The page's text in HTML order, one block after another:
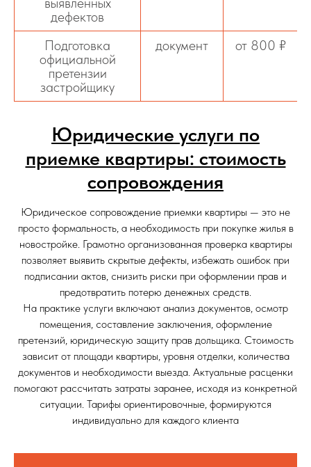
дефектов
Подготовка
официальной
претензии
застройщику
документ от 800 ₽
Юридические услуги по
приемке квартиры: стоимость
сопровождения
Юридическое сопровождение приемки квартиры — это не
просто формальность, а необходимость при покупке жилья в
новостройке. Грамотно организованная проверка квартиры
позволяет выявить скрытые дефекты, избежать ошибок при
подписании актов, снизить риски при оформлении прав и
предотвратить потерю денежных средств.
На практике услуги включают анализ документов, осмотр
помещения, составление заключения, оформление
претензий, юридическую защиту прав дольщика. Стоимость
зависит от площади квартиры, уровня отделки, количества
документов и необходимости выезда. Актуальные расценки
помогают рассчитать затраты заранее, исходя из конкретной
ситуации. Тарифы ориентировочные, формируются
индивидуально для каждого клиента